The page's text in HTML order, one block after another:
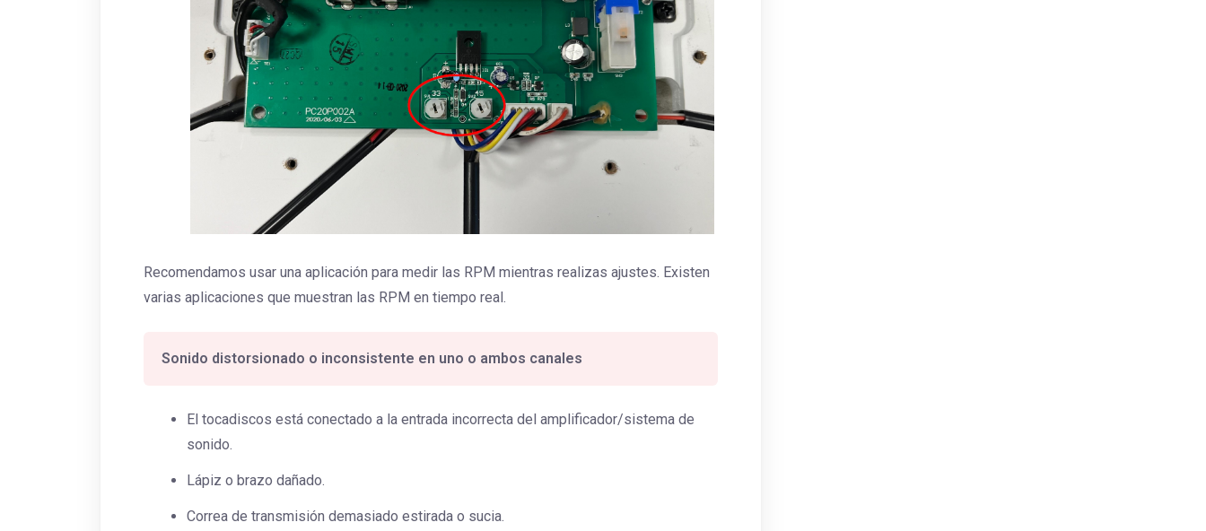
Recomendamos usar una aplicación para medir las RPM mientras realizas ajustes. Existen
varias aplicaciones que muestran las RPM en tiempo real.
Sonido distorsionado o inconsistente en uno o ambos canales
El tocadiscos está conectado a la entrada incorrecta del amplificador/sistema de
sonido.
Lápiz o brazo dañado.
Correa de transmisión demasiado estirada o sucia.